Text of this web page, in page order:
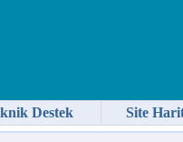
Destek Site